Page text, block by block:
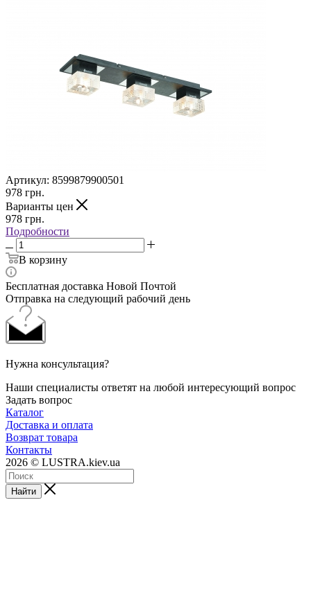
Артикул: 8599879900501
978 грн.
Варианты цен
978 грн.
Подробности
В корзину
Бесплатная доставка Новой Почтой
Отправка на следующий рабочий день
Нужна консультация?
Наши специалисты ответят на любой интересующий вопрос
Задать вопрос
Каталог
Доставка и оплата
Возврат товара
Контакты
2026 © LUSTRA.kiev.ua
Найти